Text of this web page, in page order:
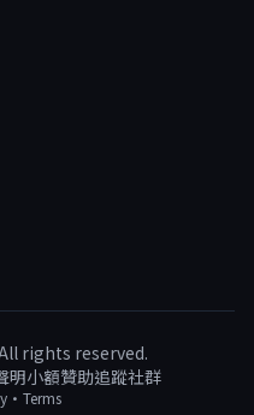
rights reserved.
明小額贊助追蹤社群
· Terms